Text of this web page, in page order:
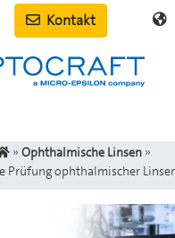
Kontakt
» Ophthalmische Linsen »
Prüfung ophthalmischer